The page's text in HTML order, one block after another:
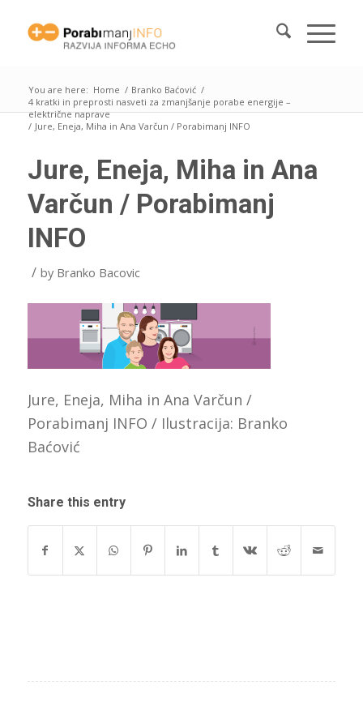
You are here: Home / Branko Baćović /
4 kratki in preprosti nasveti za zmanjšanje porabe energije –
električne naprave
/ Jure, Eneja, Miha in Ana Varčun / Porabimanj INFO
Jure, Eneja, Miha in Ana
Varčun / Porabimanj
INFO
/ by Branko Bacovic
Jure, Eneja, Miha in Ana Varčun /
Porabimanj INFO / Ilustracija: Branko
Baćović
Share this entry